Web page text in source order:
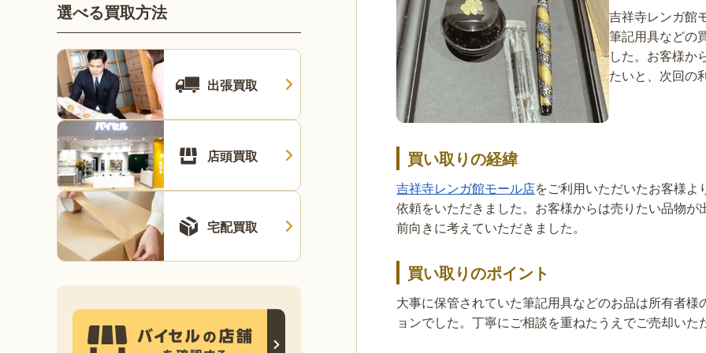
吉祥寺レンガ館
筆記用具などの
した。お客様か
たいと、次回の
買い取りの経緯
吉祥寺レンガ館モール店をご利用いただいたお客様
依頼をいただきました。お客様からは売りたい品物
前向きに考えていただきました。
買い取りのポイント
大事に保管されていた筆記用具などのお品は所有者
ョンでした。丁寧にご相談を重ねたうえでご売却いた
選べる買取方法
出張買取
店頭買取
宅配買取